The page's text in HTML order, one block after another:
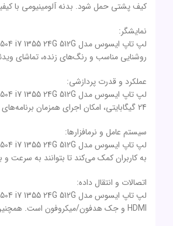
کیف پشتی حمل شود. بدنه آلومینیومی با
نمایشگر:
روشنایی مناسب و رنگ‌های زنده، تماشای
عملکرد و قدرت پردازشی:
24 گیگابایتی، امکان اجرای همزمان برنامه‌های چندگانه و بازی‌های سبک را فراهم می‌کند. همچنین، حافظه داخلی SSD با ظرفیت 512 گیگابایت، سرعت بارگذاری سیستم عامل و برنامه‌ها را افزایش می‌دهد.
سیستم عامل و نرمافزارها:
به کاربران کمک می‌کند تا بتوانند به سرعت و
اتصالات و انتقال داده:
HDMI و جک هدفون/میکروفون است. همچنین، لپتاپ دارای قابلیت اتصال به شبکه‌های بی‌سیم Wi-Fi و بلوتوث است، که به کاربران امکان ارتباط بی‌سیم با دستگاه‌های دیگر را می‌دهد.